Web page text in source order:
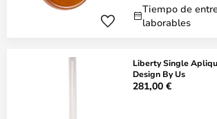
Tiempo de
laborables
Liberty Single
Design By Us
281,00 €